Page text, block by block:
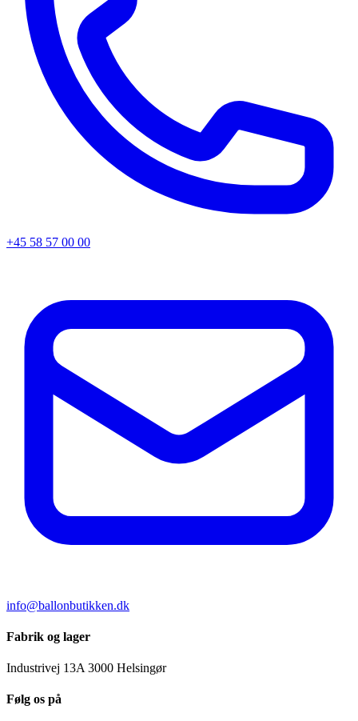
+45 58 57 00 00
info@ballonbutikken.dk
Fabrik og lager
Industrivej 13A 3000 Helsingør
Følg os på